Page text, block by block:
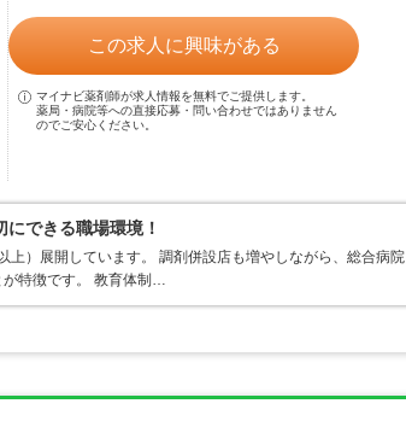
この求人に興味がある
マイナビ薬剤師が求人情報を無料でご提供します。
薬局・病院等への直接応募・問い合わせではありません
のでご安心ください。
できる職場環境！
）展開しています。 調剤併設店も増やしながら、総合病院
が特徴です。 教育体制…